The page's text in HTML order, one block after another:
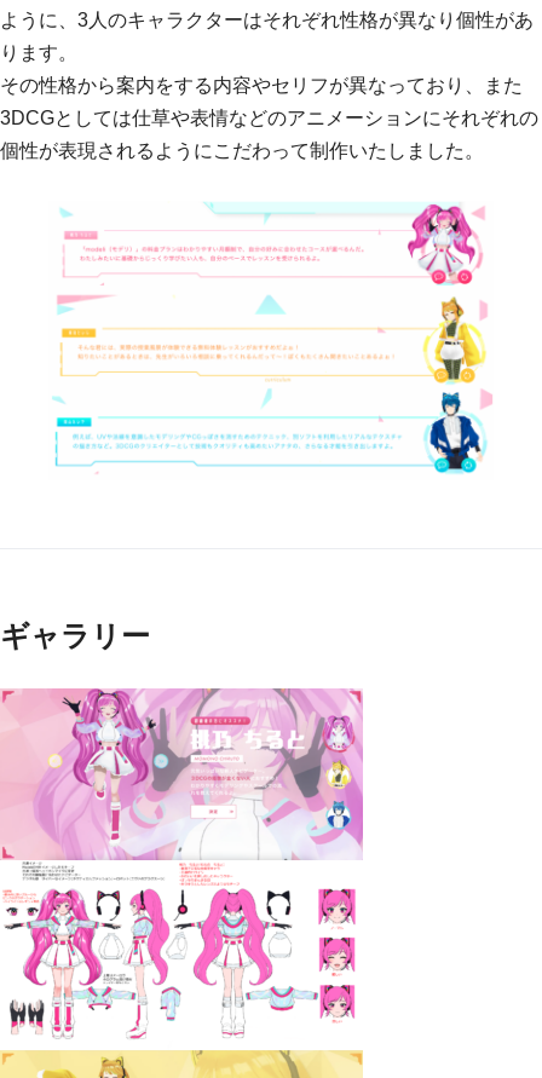
ように、3人のキャラクターはそれぞれ性格が異なり個性があ
ります。
その性格から案内をする内容やセリフが異なっており、また
3DCGとしては仕草や表情などのアニメーションにそれぞれの
個性が表現されるようにこだわって制作いたしました。
ギャラリー